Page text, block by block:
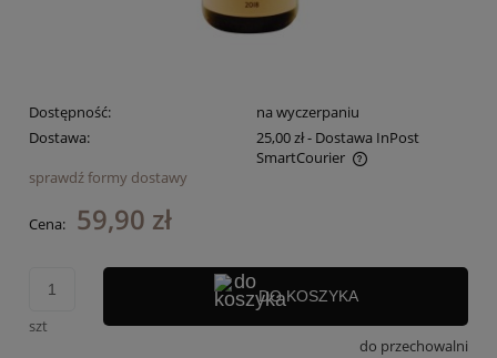
Dostępność:
na wyczerpaniu
Dostawa:
25,00 zł- Dostawa InPost
SmartCourier
Cena nie zawiera ewentualnych kosztów płatności
sprawdź formy dostawy
Cena: 59,90 zł
szt
DO KOSZYKA
do przechowalni